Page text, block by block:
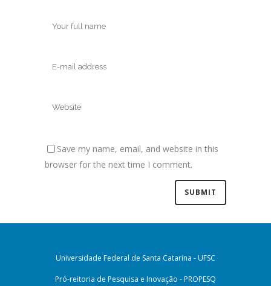
Save my name, email, and website in this
browser for the next time I comment.
Universidade Federal de Santa Catarina - UFSC
Pró-reitoria de Pesquisa e Inovação - PROPESQ